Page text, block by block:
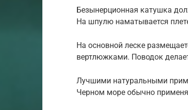
Безынерционная катушка
На шпулю наматывается
На основной леске
вертлюжками. Поводок
Лучшими натуральными
Черном море обычно